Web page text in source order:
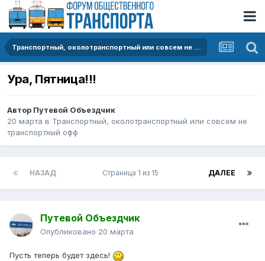
Транспортный, околотранспортный или совсем не транспортный офф
Ура, Пятница!!!
Автор Путевой Объездчик
20 марта в Транспортный, околотранспортный или совсем не
транспортный офф
НАЗАД ДАЛЕЕ
Страница 1 из 15
Путевой Объездчик
Опубликовано 20 марта
Пусть теперь будет здесь!